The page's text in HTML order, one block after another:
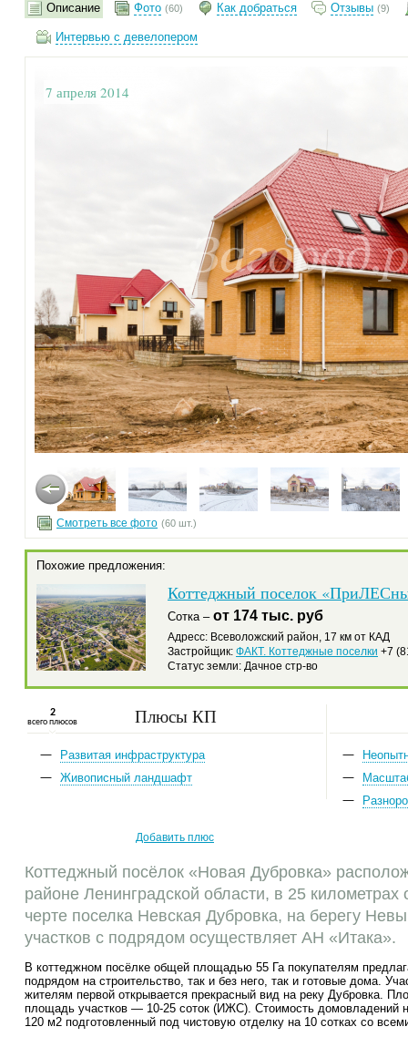
Описание Фото (60) Как добраться Отзывы (9)
Интервью с девелопером
7 апреля 2014
Смотреть все фото (60 шт.)
Похожие предложения:
Коттеджный поселок
Сотка – от 174 тыс. руб
Адресс: Всеволожский район, 17 км от КАД
Застройщик: ФАКТ. Коттеджные поселки +7
Статус земли: Дачное стр-во
Плюсы КП
2
всего плюсов
Развитая инфраструктура
Живописный ландшафт
Добавить плюс
Коттеджный посёлок «Новая Дубровка»
районе Ленинградской области, в 25 километрах
черте поселка Невская Дубровка, на берегу
участков с подрядом осуществляет АН «Итака».
В коттеджном посёлке общей площадью 55 Га покупателям
подрядом на строительство, так и без него, так и готовые дома.
жителям первой открывается прекрасный вид на реку Дубровка.
площадь участков — 10-25 соток (ИЖС). Стоимость домовладений
120 м2 подготовленный под чистовую отделку на 10 сотках со